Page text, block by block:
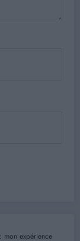
mon expérience